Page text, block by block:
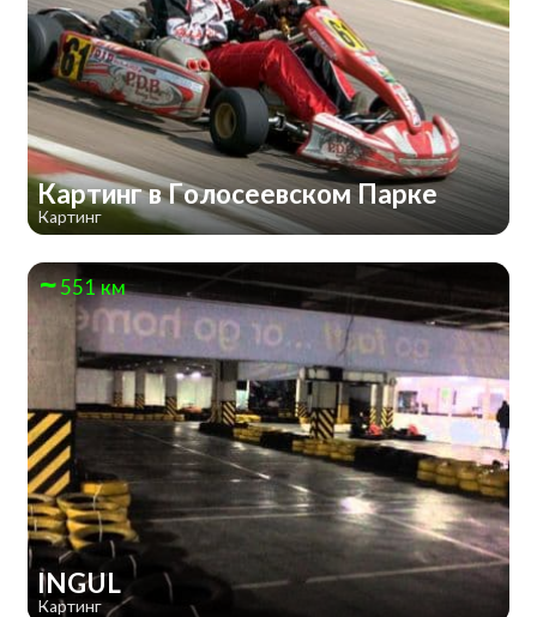
Картинг в Голосеевском Парке
Картинг
551 км
INGUL
Картинг